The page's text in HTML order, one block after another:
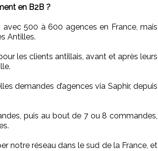
en B2B ?
avec 500 à 600 agences en France, mais
Antilles.
les clients antillais, avant et après leurs
demandes d’agences via Saphir, depuis
puis au bout de 7 ou 8 commandes,
notre réseau dans le sud de la France, et